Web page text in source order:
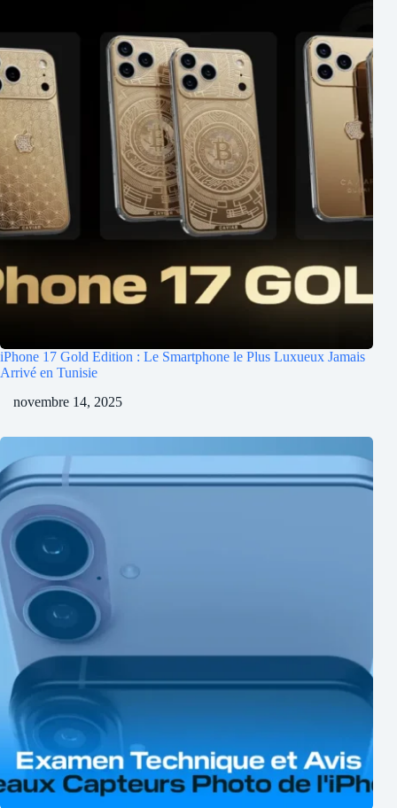
iPhone 17 Gold Edition : Le Smartphone le Plus Luxueux Jamais
Arrivé en Tunisie
novembre 14, 2025